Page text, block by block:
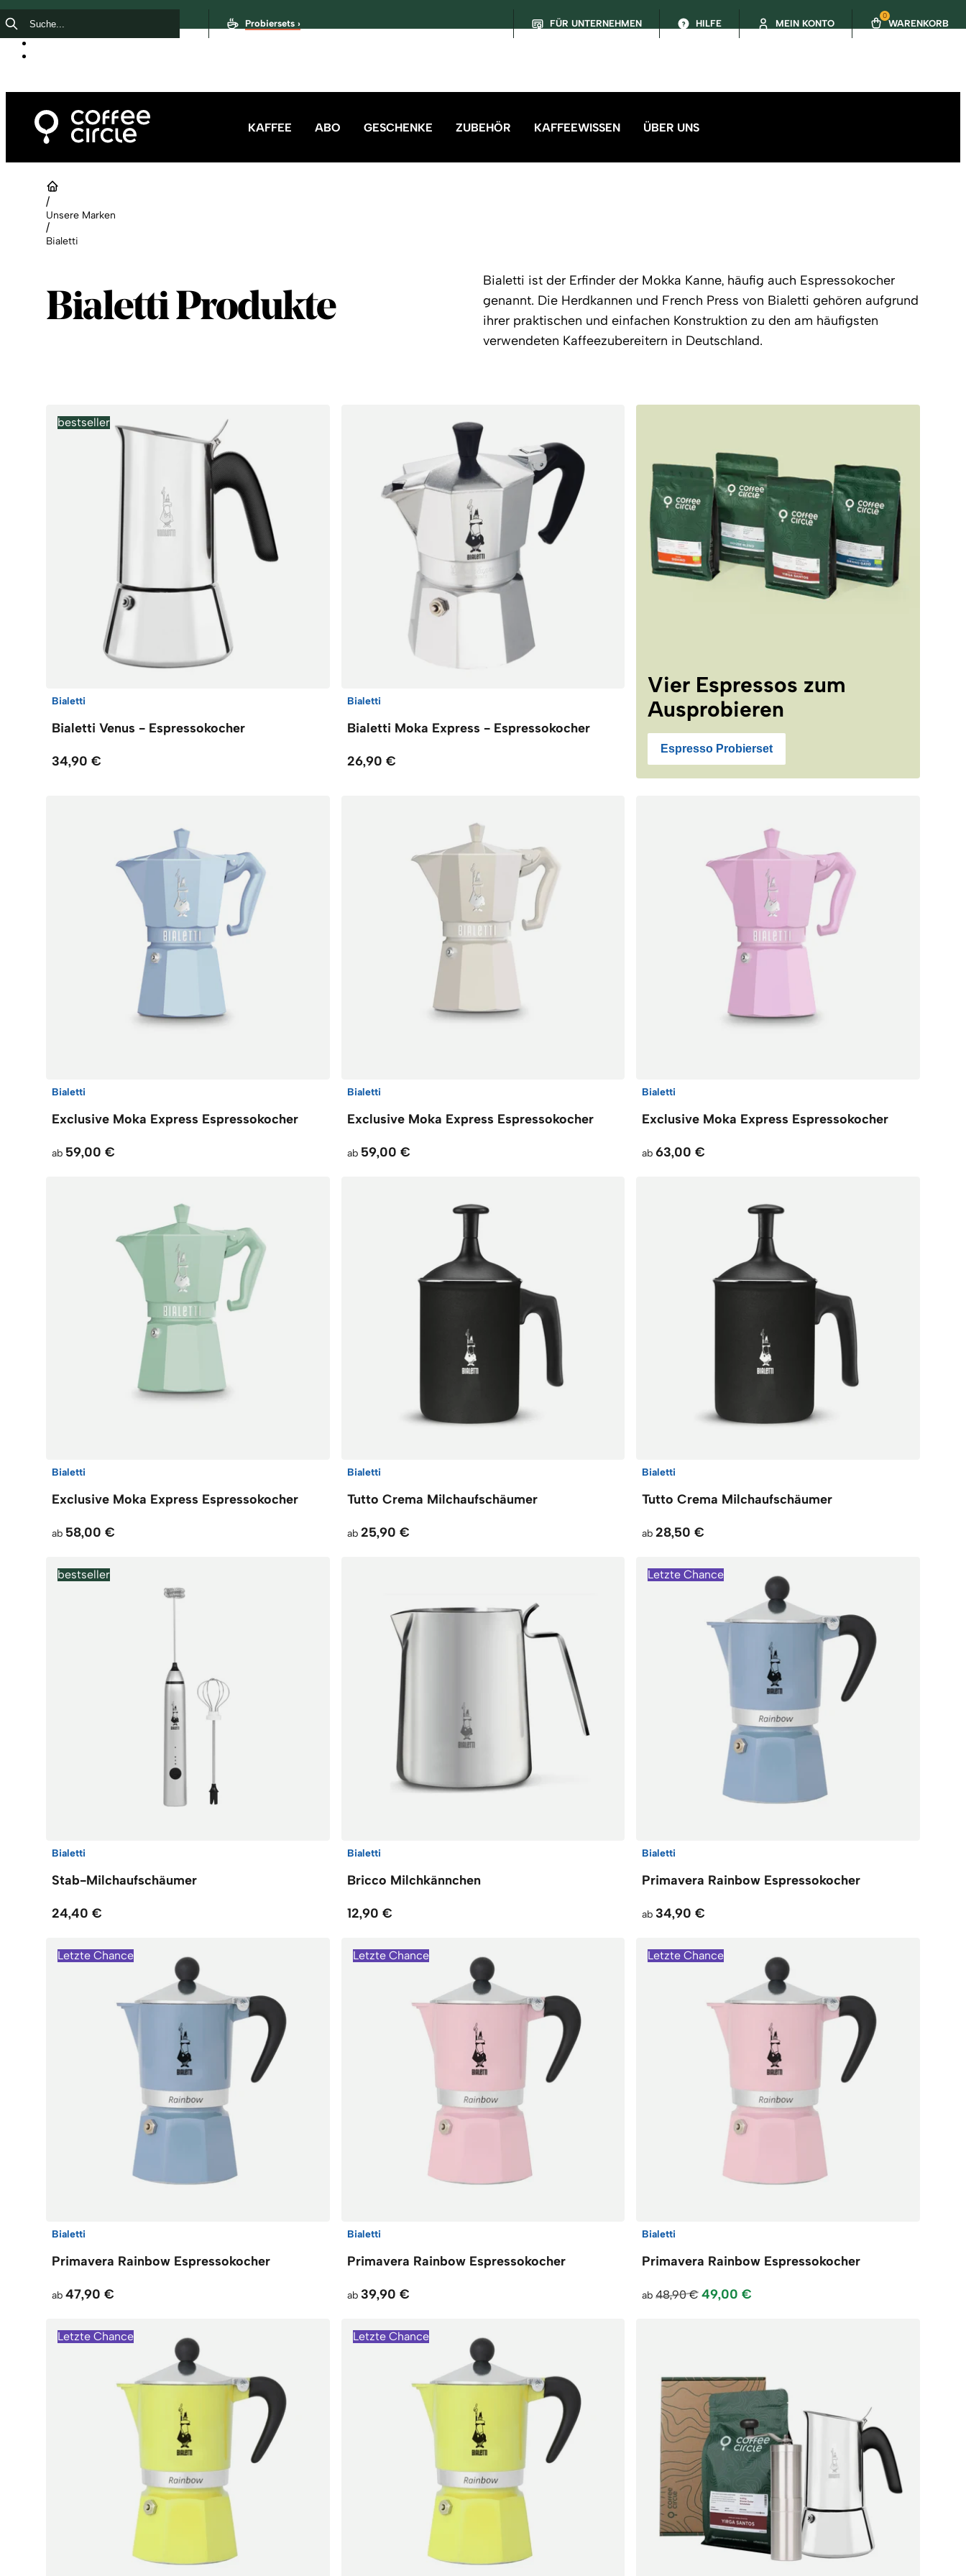
Probiersets › FÜR UNTERNEHMEN HILFE MEIN KONTO
0
WARENKORB
KAFFEE ABO GESCHENKE ZUBEHÖR KAFFEEWISSEN ÜBER UNS
/
Unsere Marken
/
Bialetti
Bialetti Produkte
Bialetti ist der Erfinder der Mokka Kanne, häufig auch Espressokocher
genannt. Die Herdkannen und French Press von Bialetti gehören aufgrund
ihrer praktischen und einfachen Konstruktion zu den am häufigsten
verwendeten Kaffeezubereitern in Deutschland.
bestseller
Bialetti
Bialetti Venus - Espressokocher
34,90 €
Bialetti
Bialetti Moka Express - Espressokocher
26,90 €
Vier Espressos zum
Ausprobieren
Espresso Probierset
Bialetti
Exclusive Moka Express Espressokocher
ab 59,00 €
Bialetti
Exclusive Moka Express Espressokocher
ab 59,00 €
Bialetti
Exclusive Moka Express Espressokocher
ab63,00 €
Bialetti
Exclusive Moka Express Espressokocher
ab 58,00 €
Bialetti
Tutto Crema Milchaufschäumer
ab 25,90 €
Bialetti
Tutto Crema Milchaufschäumer
ab28,50 €
bestseller
Bialetti
Stab-Milchaufschäumer
24,40 €
Bialetti
Bricco Milchkännchen
12,90 €
Letzte Chance
Bialetti
Primavera Rainbow Espressokocher
ab34,90 €
Letzte Chance
Bialetti
Primavera Rainbow Espressokocher
ab 47,90 €
Letzte Chance
Bialetti
Primavera Rainbow Espressokocher
ab 39,90 €
Letzte Chance
Bialetti
Primavera Rainbow Espressokocher
ab48,90 € 49,00 €
Letzte Chance Letzte Chance